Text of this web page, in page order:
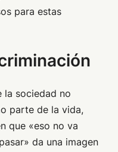
para estas
la sociedad no
parte de la vida,
que «eso no va
da una imagen